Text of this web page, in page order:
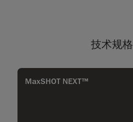
技术规格
MaxSHOT NEXT™